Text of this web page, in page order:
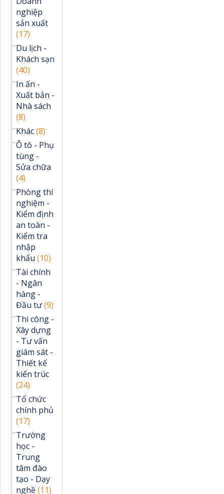
nghiệp
sản xuất
(17)
Du lịch -
Khách sạn
(40)
In ấn -
Xuất bản -
Nhà sách
(8)
Khác(8)
Ô tô - Phụ
tùng -
Sửa chữa
(4)
Phòng thí
nghiệm -
Kiểm định
an toàn -
Kiểm tra
nhập
khẩu (10)
Tài chính
- Ngân
hàng -
Đầu tư(9)
Thi công -
Xây dựng
- Tư vấn
giám sát -
Thiết kế
kiến trúc
(24)
Tổ chức
chính phủ
(17)
Trường
học -
Trung
tâm đào
tạo - Dạy
nghề(11)